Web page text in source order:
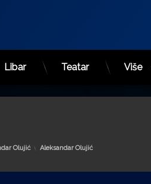
Libar Teatar Više
Olujić Kategorije:
Aleksandar Olujić